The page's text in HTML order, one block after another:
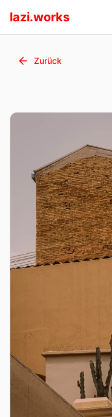
lazi.works
Zurück